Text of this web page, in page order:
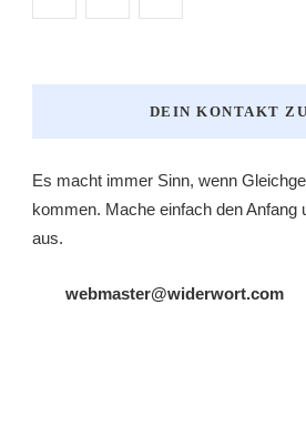
DEIN KONTAKT
Es macht immer Sinn, wenn
kommen. Mache einfach den Anfang
aus.
webmaster@widerwort.com